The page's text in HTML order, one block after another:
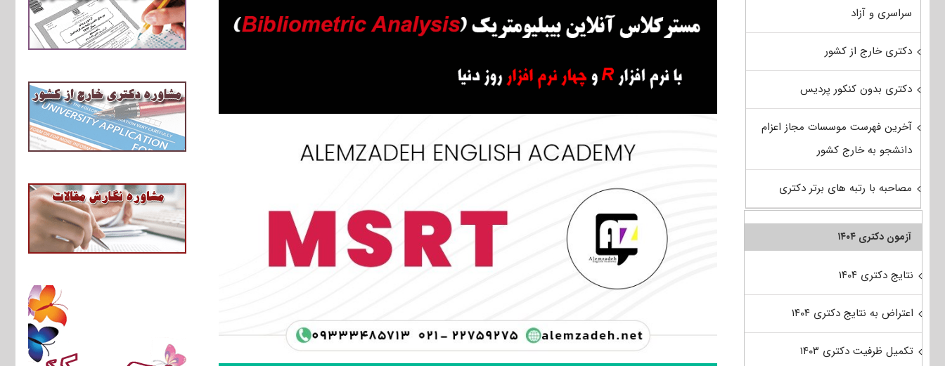
سراسری و آزاد
دکتری خارج از کشور
دکتری بدون کنکور پردیس
آخرین فهرست موسسات مجاز اعزام
دانشجو به خارج کشور
مصاحبه با رتبه های برتر دکتری
آزمون دکتری ۱۴۰۴
نتایج دکتری ۱۴۰۴
اعتراض به نتایج دکتری ۱۴۰۴
تکمیل ظرفیت دکتری ۱۴۰۳